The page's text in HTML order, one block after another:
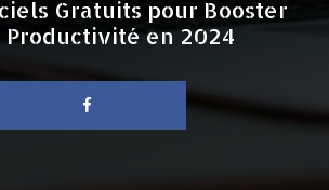
Gratuits pour Booster
Productivité en 2024